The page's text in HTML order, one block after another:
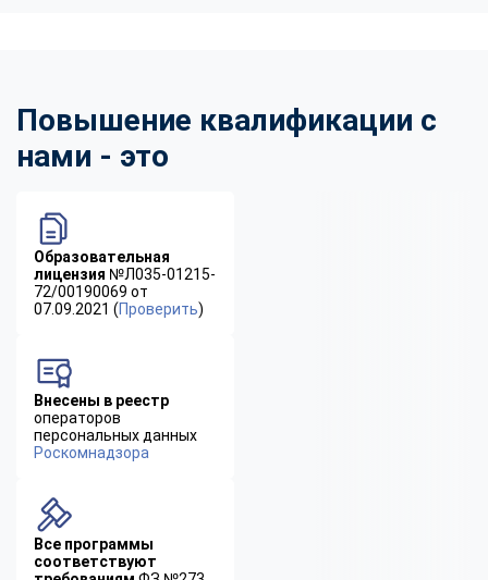
Повышение квалификации с
нами - это
Образовательная
лицензия №Л035-01215-
72/00190069 от
07.09.2021 (Проверить)
Внесены в реестр
операторов
персональных данных
Роскомнадзора
Все программы
соответствуют